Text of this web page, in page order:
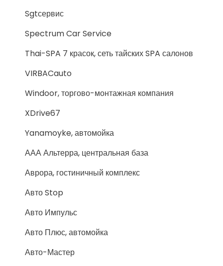
Sgtсервис
Spectrum Car Service
Thai-SPA 7 красок, сеть тайских SPA салонов
VIRBACauto
Windoor, торгово-монтажная компания
XDrive67
Yanamoyke, автомойка
ААА Альтерра, центральная база
Аврора, гостиничный комплекс
Авто Stop
Авто Импульс
Авто Плюс, автомойка
Авто-Мастер